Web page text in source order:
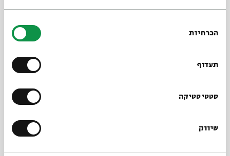
הסכמה
הכרחיות
תעדוף
סטטיסטיקה
שיווק